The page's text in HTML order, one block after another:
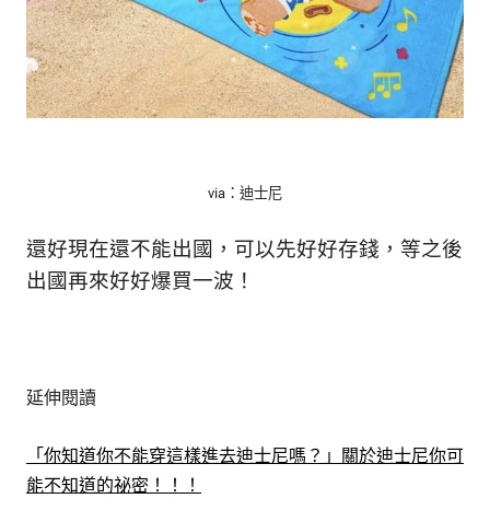
via：迪士尼
還好現在還不能出國，可以先好好存錢，等之後
出國再來好好爆買一波！
延伸閱讀
「你知道你不能穿這樣進去迪士尼嗎？」關於迪士尼你可
能不知道的祕密！！！